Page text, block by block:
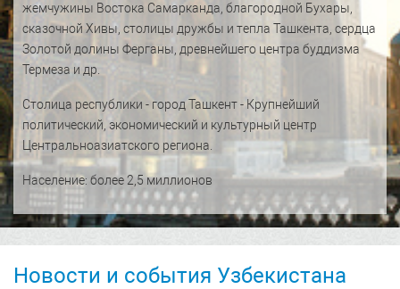
жемчужины Востока Самарканда, благородной Бухары,
сказочной Хивы, столицы дружбы и тепла Ташкента, сердца
Золотой долины Ферганы, древнейшего центра буддизма
Термеза и др.
Столица республики - город Ташкент - Крупнейший
политический, экономический и культурный центр
Центральноазиатского региона.
Население: более 2,5 миллионов
Новости и события Узбекистана